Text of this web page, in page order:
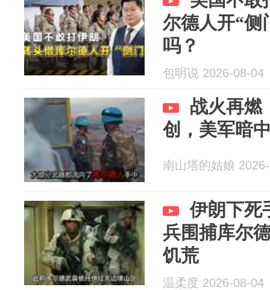
尔德人开“侧
吗？
包明说 2026-08-04
战火再燃
创，美军暗
南山塔的姑娘
伊朗下死
兵围捕库尔
饥荒
温柔度 2026-08-04